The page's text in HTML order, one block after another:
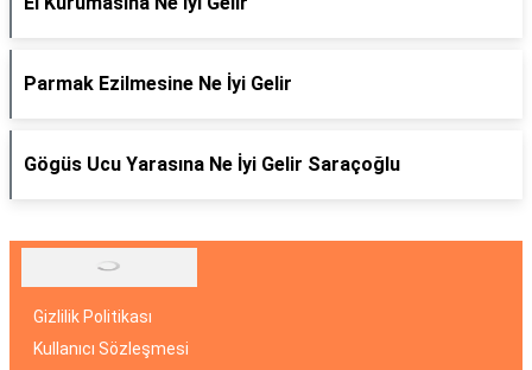
Parmak Ezilmesine Ne İyi Gelir
Gögüs Ucu Yarasına Ne İyi Gelir Saraçoğlu
Gizlilik Politikası
Kullanıcı Sözleşmesi